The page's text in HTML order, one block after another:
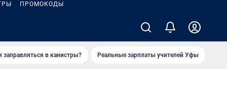
ПРОМОКОДЫ
заправляться в канистры? Реальные зарплаты учителей Уфы